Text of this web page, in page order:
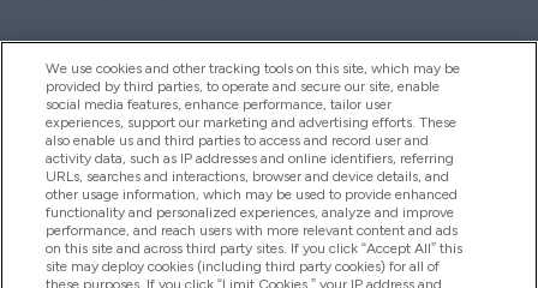
Βοήθεια & Πληροφορίες
Προϊόντα
Εταιρικές Πληροφορίες
We use cookies and other tracking tools on this site, which may be
provided by third parties, to operate and secure our site, enable
social media features, enhance performance, tailor user
experiences, support our marketing and advertising efforts. These
also enable us and third parties to access and record user and
activity data, such as IP addresses and online identifiers, referring
URLs, searches and interactions, browser and device details, and
other usage information, which may be used to provide enhanced
functionality and personalized experiences, analyze and improve
performance, and reach users with more relevant content and ads
on this site and across third party sites. If you click “Accept All” this
site may deploy cookies (including third party cookies) for all of
these purposes. If you click “Limit Cookies,” your IP address and